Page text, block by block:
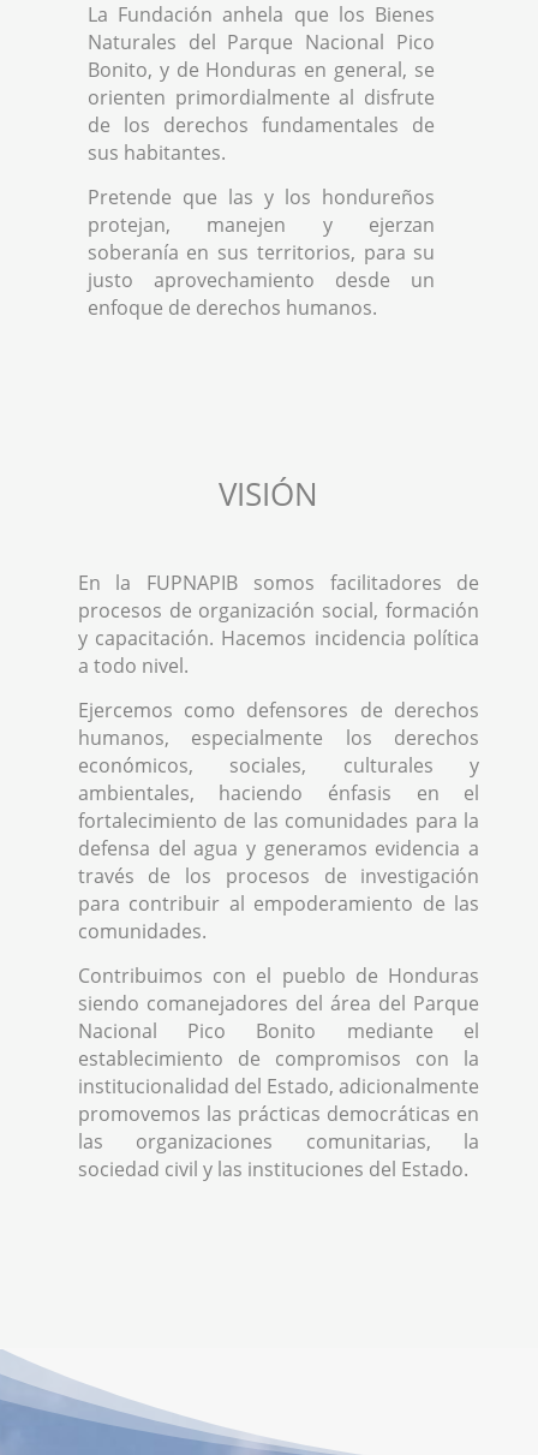
La Fundación anhela que los Bienes
Naturales del Parque Nacional Pico
Bonito, y de Honduras en general, se
orienten primordialmente al disfrute
de los derechos fundamentales de
sus habitantes.
Pretende que las y los hondureños
protejan, manejen y ejerzan
soberanía en sus territorios, para su
justo aprovechamiento desde un
enfoque de derechos humanos.
VISIÓN
En la FUPNAPIB somos facilitadores de
procesos de organización social, formación
y capacitación. Hacemos incidencia política
a todo nivel.
Ejercemos como defensores de derechos
humanos, especialmente los derechos
económicos, sociales, culturales y
ambientales, haciendo énfasis en el
fortalecimiento de las comunidades para la
defensa del agua y generamos evidencia a
través de los procesos de investigación
para contribuir al empoderamiento de las
comunidades.
Contribuimos con el pueblo de Honduras
siendo comanejadores del área del Parque
Nacional Pico Bonito mediante el
establecimiento de compromisos con la
institucionalidad del Estado, adicionalmente
promovemos las prácticas democráticas en
las organizaciones comunitarias, la
sociedad civil y las instituciones del Estado.